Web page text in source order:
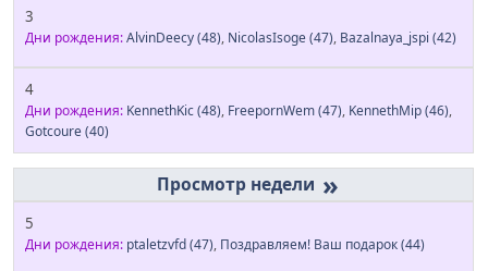
3
Дни рождения:AlvinDeecy(48), NicolasIsoge(47), Bazalnaya_jspi (42)
4
Дни рождения: KennethKic(48), FreepornWem(47), KennethMip(46),
Gotcoure(40)
»
5
Дни рождения: ptaletzvfd(47), Поздравляем! Ваш подарок(44)